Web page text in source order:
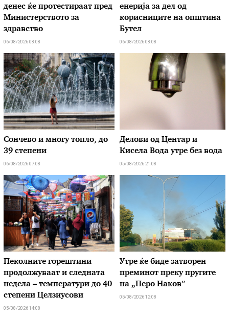
денес ќе протестираат пред
Министерството за
здравство
06/08/2026 08:08
енерија за дел од
корисниците на општина
Бутел
06/08/2026 08:08
Сончево и многу топло, до
39 степени
06/08/2026 07:08
Делови од Центар и
Кисела Вода утре без вода
05/08/2026 21:08
Пеколните горештини
продолжуваат и следната
недела – температури до 40
степени Целзиусови
05/08/2026 14:08
Утре ќе биде затворен
преминот преку пругите
на „Перо Наков“
05/08/2026 12:08